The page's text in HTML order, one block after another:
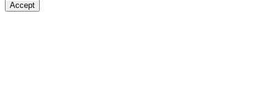
Accept